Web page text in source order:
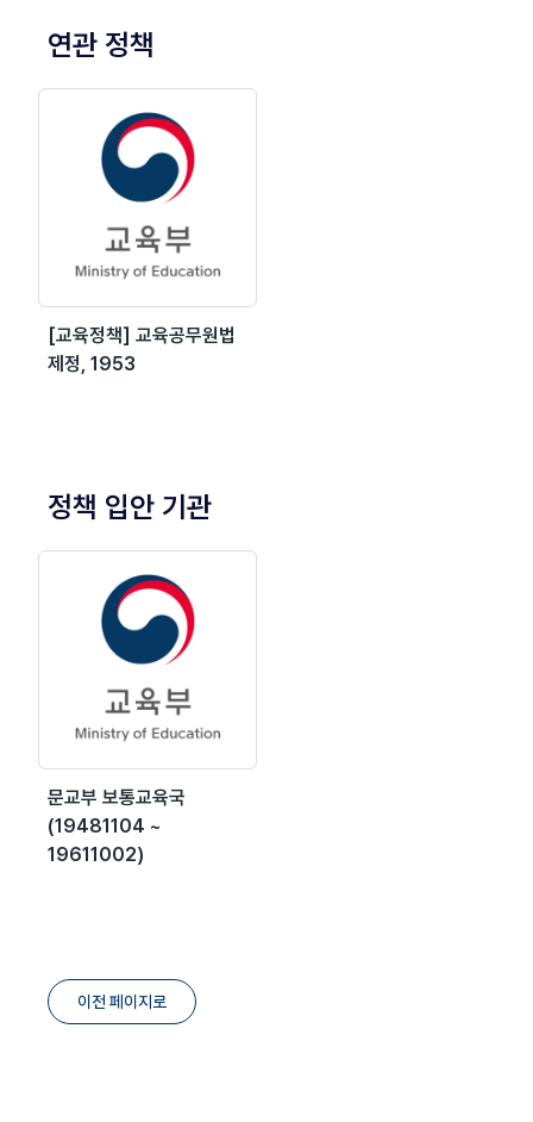
연관 정책
[교육정책] 교육공무원법
제정, 1953
정책 입안 기관
문교부 보통교육국
(19481104 ~
19611002)
이전 페이지로